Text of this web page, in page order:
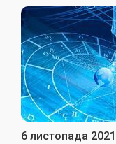
6 листопада